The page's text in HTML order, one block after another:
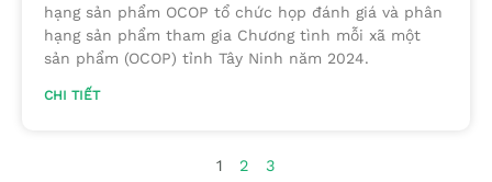
hạng sản phẩm OCOP tổ chức họp đánh giá và phân
hạng sản phẩm tham gia Chương tình mỗi xã một
sản phẩm (OCOP) tỉnh Tây Ninh năm 2024.
CHI TIẾT
1 2 3